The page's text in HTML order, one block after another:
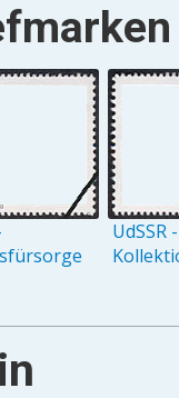
UdSSR